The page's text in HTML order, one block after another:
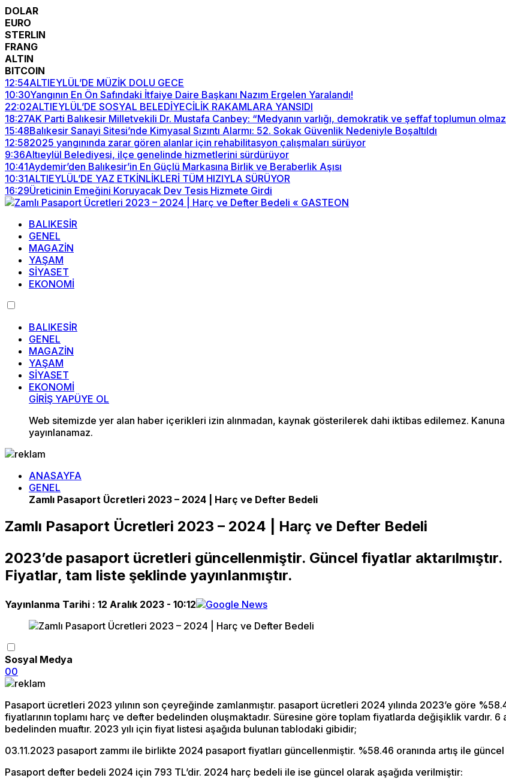
DOLAR
EURO
STERLIN
FRANG
ALTIN
BITCOIN
12:54ALTIEYLÜL’DE MÜZİK DOLU GECE
10:30Yangının En Ön Safındaki İtfaiye Daire Başkanı Nazım Ergelen Yaralandı!
22:02ALTIEYLÜL’DE SOSYAL BELEDİYECİLİK RAKAMLARA YANSIDI
18:27AK Parti Balıkesir Milletvekili Dr. Mustafa Canbey: “Medyanın varlığı, demokratik ve şeffaf toplumun
15:48Balıkesir Sanayi Sitesi’nde Kimyasal Sızıntı Alarmı: 52. Sokak Güvenlik Nedeniyle Boşaltıldı
12:582025 yangınında zarar gören alanlar için rehabilitasyon çalışmaları sürüyor
9:36Altıeylül Belediyesi, ilçe genelinde hizmetlerini sürdürüyor
10:41Aydemir’den Balıkesir’in En Güçlü Markasına Birlik ve Beraberlik Aşısı
10:31ALTIEYLÜL’DE YAZ ETKİNLİKLERİ TÜM HIZIYLA SÜRÜYOR
16:29Üreticinin Emeğini Koruyacak Dev Tesis Hizmete Girdi
BALIKESİR
GENEL
MAGAZİN
YAŞAM
SİYASET
EKONOMİ
BALIKESİR
GENEL
MAGAZİN
YAŞAM
SİYASET
EKONOMİ
GİRİŞ YAPÜYE OL
Web sitemizde yer alan haber içerikleri izin alınmadan, kaynak gösterilerek dahi iktibas edilemez.
yayınlanamaz.
ANASAYFA
GENEL
Zamlı Pasaport Ücretleri 2023 – 2024 | Harç ve Defter Bedeli
Zamlı Pasaport Ücretleri 2023 – 2024 | Harç ve Defter Bedeli
2023’de pasaport ücretleri güncellenmiştir. Güncel fiyatlar
Fiyatlar, tam liste şeklinde yayınlanmıştır.
Yayınlanma Tarihi : 12 Aralık 2023 - 10:12
Sosyal Medya
00
Pasaport ücretleri 2023 yılının son çeyreğinde zamlanmıştır. pasaport ücretleri 2024 yılında 2023’e göre
fiyatlarının toplamı harç ve defter bedelinden oluşmaktadır. Süresine göre toplam fiyatlarda değişiklik vardır.
bedelinden muaftır. 2023 yılı için fiyat listesi aşağıda bulunan tablodaki gibidir;
03.11.2023 pasaport zammı ile birlikte 2024 pasaport fiyatları güncellenmiştir. %58.46 oranında artış ile
Pasaport defter bedeli 2024 için 793 TL’dir. 2024 harç bedeli ile ise güncel olarak aşağıda verilmiştir: